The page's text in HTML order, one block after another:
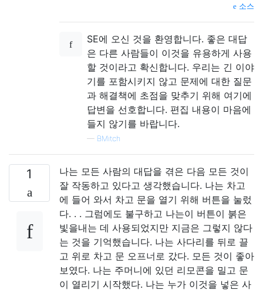
소스
SE에 오신 것을 환영합니다. 좋은 대답
은 다른 사람들이 이것을 유용하게 사용
할 것이라고 확신합니다. 우리는 긴 이야
기를 포함시키지 않고 문제에 대한 질문
과 해결책에 초점을 맞추기 위해 여기에
답변을 선호합니다. 편집 내용이 마음에
들지 않기를 바랍니다.
— BMitch
1
나는 모든 사람의 대답을 겪은 다음 모든 것이
잘 작동하고 있다고 생각했습니다. 나는 차고
에 들어 와서 차고 문을 열기 위해 버튼을 눌렀
다. . . 그럼에도 불구하고 나는이 버튼이 붉은
빛을내는 데 사용되었지만 지금은 그렇지 않다
는 것을 기억했습니다. 나는 사다리를 뒤로 끌
고 위로 차고 문 오프너로 갔다. 모든 것이 좋아
보였다. 나는 주머니에 있던 리모콘을 밀고 문
이 열리기 시작했다. 나는 누가 이것을 넣은 사